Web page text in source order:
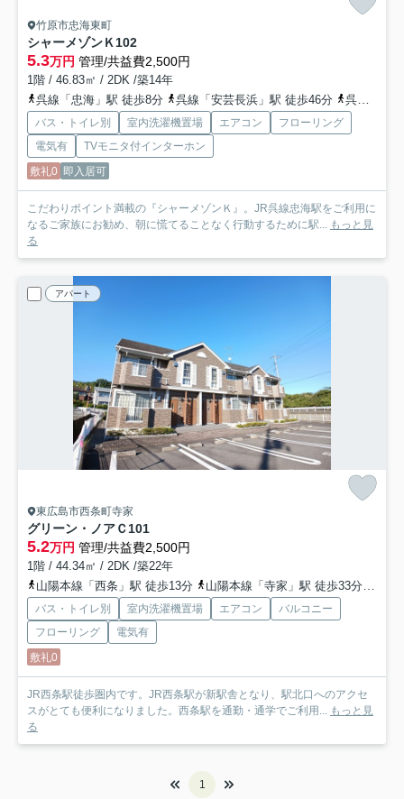
竹原市忠海東町
シャーメゾンＫ 102
5.3万円 管理/共益費2,500円
1階 / 46.83㎡ / 2DK /築14年
呉線「忠海」駅 徒歩8分
呉線「安芸長浜」駅 徒歩46分 呉線「安芸幸崎」駅 徒歩62分
バス・トイレ別 室内洗濯機置場 エアコン
フローリング
電気有
TVモニタ付インターホン
敷礼0 即入居可
こだわりポイント満載の『シャーメゾンＫ』。JR呉線忠海駅をご利用に
なるご家族にお勧め、朝に慌てることなく行動するために駅...
もっと見
る
アパート
東広島市西条町寺家
グリーン・ノアＣ101
5.2万円 管理/共益費2,500円
1階 / 44.34㎡ / 2DK /築22年
山陽本線「西条」駅 徒歩13分
山陽本線「寺家」駅 徒歩33分
バス・トイレ別 室内洗濯機置場 エアコン
バルコニー
フローリング
電気有
敷礼0
JR西条駅徒歩圏内です。JR西条駅が新駅舎となり、駅北口へのアクセ
スがとても便利になりました。西条駅を通勤・通学でご利用...
もっと見
る
1